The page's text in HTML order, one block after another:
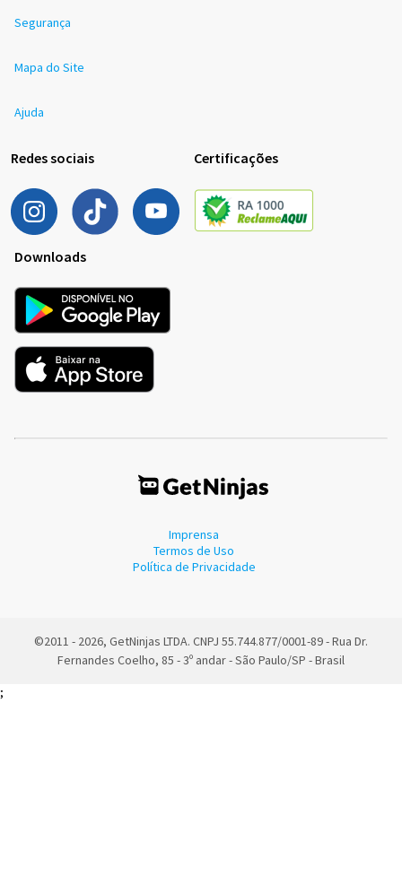
Segurança
Mapa do Site
Ajuda
Redes sociais Certificações
Downloads
Imprensa
Termos de Uso
Política de Privacidade
©2011 - 2026, GetNinjas LTDA. CNPJ 55.744.877/0001-89 - Rua Dr.
Fernandes Coelho, 85 - 3º andar - São Paulo/SP - Brasil
;